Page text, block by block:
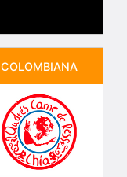
COLOMBIANA